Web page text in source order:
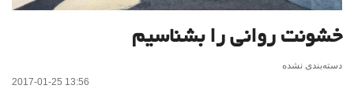
خشونت روانی را بشناسیم
دسته‌بندی نشده
2017-01-25 13:56